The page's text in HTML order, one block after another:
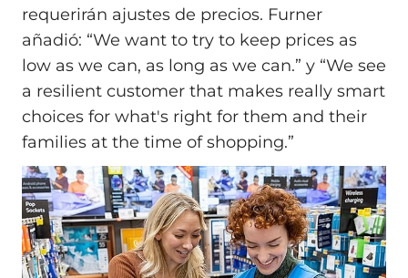
requerirán ajustes de precios. Furner
añadió: “We want to try to keep prices as
low as we can, as long as we can.” y “We see
a resilient customer that makes really smart
choices for what's right for them and their
families at the time of shopping.”